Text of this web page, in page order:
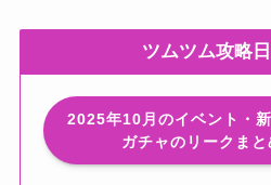
ツムツム攻略
2025年10月のイベント・
ガチャのリークま